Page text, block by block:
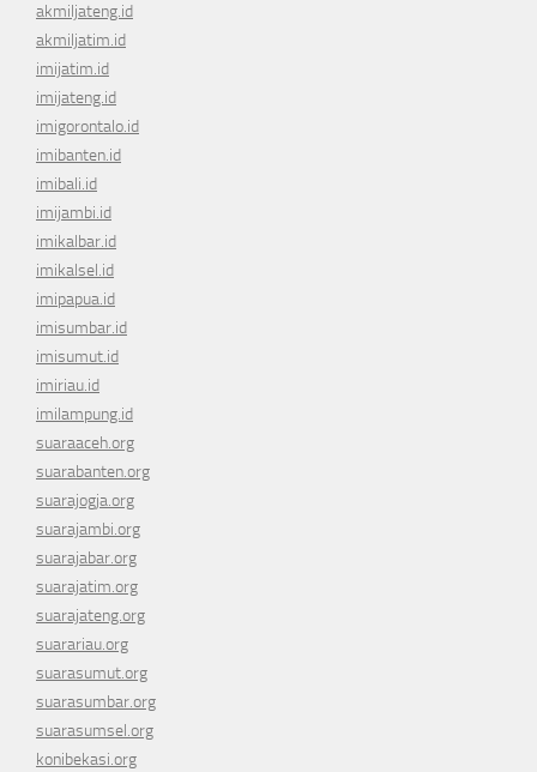
akmiljateng.id
akmiljatim.id
imijatim.id
imijateng.id
imigorontalo.id
imibanten.id
imibali.id
imijambi.id
imikalbar.id
imikalsel.id
imipapua.id
imisumbar.id
imisumut.id
imiriau.id
imilampung.id
suaraaceh.org
suarabanten.org
suarajogja.org
suarajambi.org
suarajabar.org
suarajatim.org
suarajateng.org
suarariau.org
suarasumut.org
suarasumbar.org
suarasumsel.org
konibekasi.org